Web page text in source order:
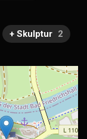
+ Skulptur 2